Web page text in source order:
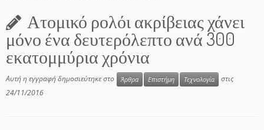
Ατομικό ρολόι ακρίβειας χάνει
μόνο ένα δευτερόλεπτο ανά 300
εκατομμύρια χρόνια
Αυτή η εγγραφή δημοσιεύτηκε στο Άρθρα Επιστήμη Τεχνολογία
στις
24/11/2016